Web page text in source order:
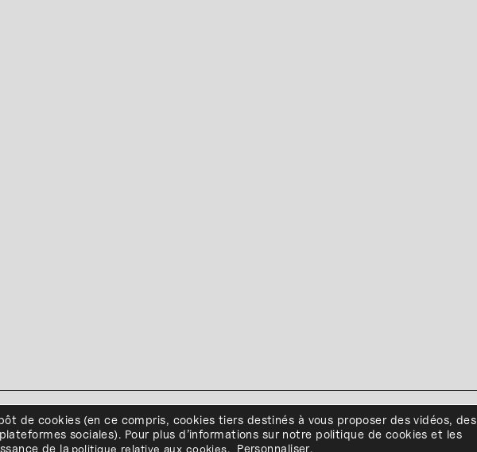
de la Constitution - B-4020 LIEGE • Tél. +32(0)4 341 80 89 ou +32(0)4 341 80 00
• Politique de confidentialité •Politique de cookies•Conditions générales
l'ESA Saint-Luc Liège est membre du
de cookies (en ce compris, cookiestiers destinés à vous proposer des vidéos, des
sociales). Pour plus d’informations sur notre politique de cookies et les
de la politique relative aux cookies. Personnaliser.